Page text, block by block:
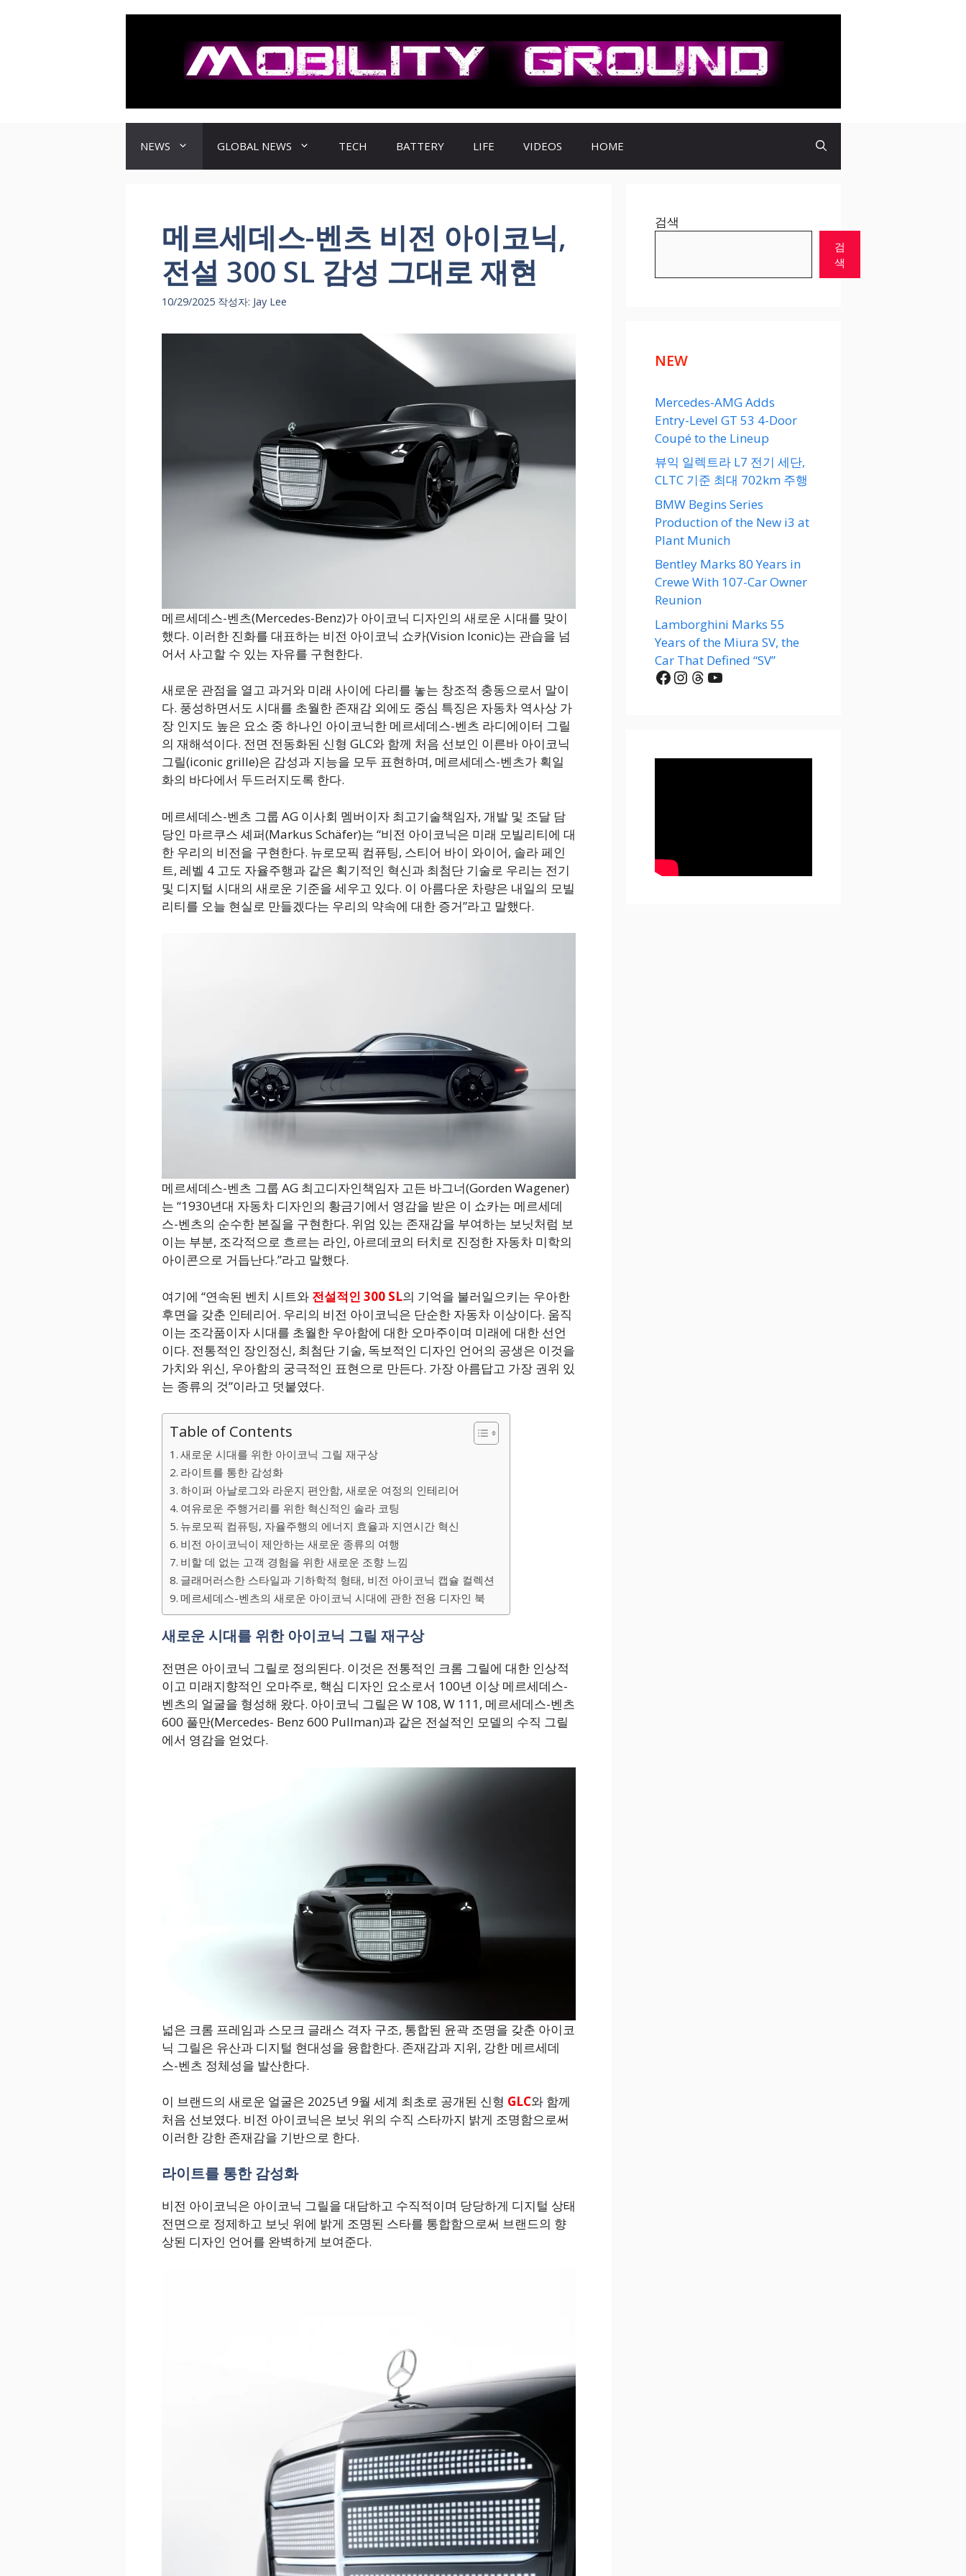
NEWS GLOBAL NEWS TECH BATTERY LIFE VIDEOS HOME
메르세데스-벤츠 비전 아이코닉,
전설 300 SL 감성 그대로 재현
10/29/2025 작성자: Jay Lee
메르세데스-벤츠(Mercedes-Benz)가 아이코닉 디자인의 새로운 시대를 맞이
했다. 이러한 진화를 대표하는 비전 아이코닉 쇼카(Vision Iconic)는 관습을 넘
어서 사고할 수 있는 자유를 구현한다.
새로운 관점을 열고 과거와 미래 사이에 다리를 놓는 창조적 충동으로서 말이
다. 풍성하면서도 시대를 초월한 존재감 외에도 중심 특징은 자동차 역사상 가
장 인지도 높은 요소 중 하나인 아이코닉한 메르세데스-벤츠 라디에이터 그릴
의 재해석이다. 전면 전동화된 신형 GLC와 함께 처음 선보인 이른바 아이코닉
그릴(iconic grille)은 감성과 지능을 모두 표현하며, 메르세데스-벤츠가 획일
화의 바다에서 두드러지도록 한다.
메르세데스-벤츠 그룹 AG 이사회 멤버이자 최고기술책임자, 개발 및 조달 담
당인 마르쿠스 셰퍼(Markus Schäfer)는 “비전 아이코닉은 미래 모빌리티에 대
한 우리의 비전을 구현한다. 뉴로모픽 컴퓨팅, 스티어 바이 와이어, 솔라 페인
트, 레벨 4 고도 자율주행과 같은 획기적인 혁신과 최첨단 기술로 우리는 전기
및 디지털 시대의 새로운 기준을 세우고 있다. 이 아름다운 차량은 내일의 모빌
리티를 오늘 현실로 만들겠다는 우리의 약속에 대한 증거”라고 말했다.
메르세데스-벤츠 그룹 AG 최고디자인책임자 고든 바그너(Gorden Wagener)
는 “1930년대 자동차 디자인의 황금기에서 영감을 받은 이 쇼카는 메르세데
스-벤츠의 순수한 본질을 구현한다. 위엄 있는 존재감을 부여하는 보닛처럼 보
이는 부분, 조각적으로 흐르는 라인, 아르데코의 터치로 진정한 자동차 미학의
아이콘으로 거듭난다.”라고 말했다.
여기에 “연속된 벤치 시트와 전설적인 300 SL의 기억을 불러일으키는 우아한
후면을 갖춘 인테리어. 우리의 비전 아이코닉은 단순한 자동차 이상이다. 움직
이는 조각품이자 시대를 초월한 우아함에 대한 오마주이며 미래에 대한 선언
이다. 전통적인 장인정신, 최첨단 기술, 독보적인 디자인 언어의 공생은 이것을
가치와 위신, 우아함의 궁극적인 표현으로 만든다. 가장 아름답고 가장 권위 있
는 종류의 것”이라고 덧붙였다.
Table of Contents
새로운 시대를 위한 아이코닉 그릴 재구상
라이트를 통한 감성화
하이퍼 아날로그와 라운지 편안함, 새로운 여정의 인테리어
여유로운 주행거리를 위한 혁신적인 솔라 코팅
뉴로모픽 컴퓨팅, 자율주행의 에너지 효율과 지연시간 혁신
비전 아이코닉이 제안하는 새로운 종류의 여행
비할 데 없는 고객 경험을 위한 새로운 조향 느낌
글래머러스한 스타일과 기하학적 형태, 비전 아이코닉 캡슐 컬렉션
메르세데스-벤츠의 새로운 아이코닉 시대에 관한 전용 디자인 북
새로운 시대를 위한 아이코닉 그릴 재구상
전면은 아이코닉 그릴로 정의된다. 이것은 전통적인 크롬 그릴에 대한 인상적
이고 미래지향적인 오마주로, 핵심 디자인 요소로서 100년 이상 메르세데스-
벤츠의 얼굴을 형성해 왔다. 아이코닉 그릴은 W 108, W 111, 메르세데스-벤츠
600 풀만(Mercedes- Benz 600 Pullman)과 같은 전설적인 모델의 수직 그릴
에서 영감을 얻었다.
넓은 크롬 프레임과 스모크 글래스 격자 구조, 통합된 윤곽 조명을 갖춘 아이코
닉 그릴은 유산과 디지털 현대성을 융합한다. 존재감과 지위, 강한 메르세데
스-벤츠 정체성을 발산한다.
이 브랜드의 새로운 얼굴은 2025년 9월 세계 최초로 공개된 신형 GLC와 함께
처음 선보였다. 비전 아이코닉은 보닛 위의 수직 스타까지 밝게 조명함으로써
이러한 강한 존재감을 기반으로 한다.
라이트를 통한 감성화
비전 아이코닉은 아이코닉 그릴을 대담하고 수직적이며 당당하게 디지털 상태
전면으로 정제하고 보닛 위에 밝게 조명된 스타를 통합함으로써 브랜드의 향
상된 디자인 언어를 완벽하게 보여준다.
검색
검
색
NEW
Mercedes-AMG Adds
Entry-Level GT 53 4-Door
Coupé to the Lineup
뷰익 일렉트라 L7 전기 세단,
CLTC 기준 최대 702km 주행
BMW Begins Series
Production of the New i3 at
Plant Munich
Bentley Marks 80 Years in
Crewe With 107-Car Owner
Reunion
Lamborghini Marks 55
Years of the Miura SV, the
Car That Defined “SV”
Facebook
Instagram
Threads
YouTube